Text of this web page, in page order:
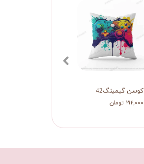
کوسن گیمینگ42
۲۱۲,۰۰۰ تومان